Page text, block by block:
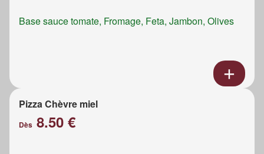
Base sauce tomate, Fromage, Feta, Jambon, Olives
Pizza Chèvre miel
Dès 8.50 €